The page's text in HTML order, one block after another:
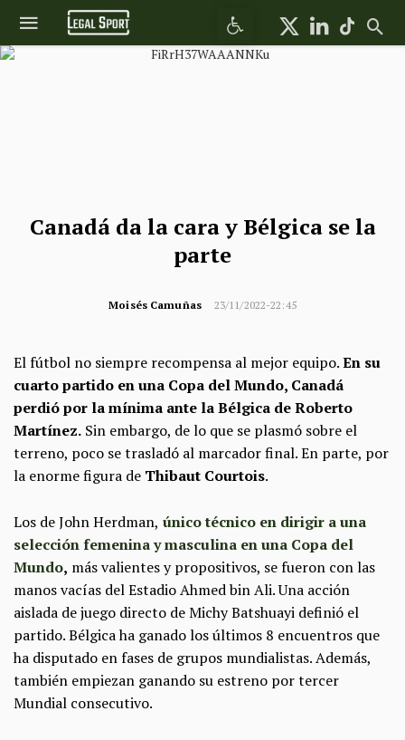
Abrir barra de herramientas
Canadá da la cara y Bélgica se la
parte
Moisés Camuñas 23/11/2022-22:45
El fútbol no siempre recompensa al mejor equipo.En su
cuarto partido en una Copa del Mundo, Canadá
perdió por la mínima ante la Bélgica de Roberto
Martínez. Sin embargo, de lo que se plasmó sobre el
terreno, poco se trasladó al marcador final. En parte, por
la enorme figura de Thibaut Courtois.
Los de John Herdman, único técnico en dirigir a una
selección femenina y masculina en una Copa del
Mundo, más valientes y propositivos, se fueron con las
manos vacías del Estadio Ahmed bin Ali. Una acción
aislada de juego directo de Michy Batshuayi definió el
partido. Bélgica ha ganado los últimos 8 encuentros que
ha disputado en fases de grupos mundialistas. Además,
también empiezan ganando su estreno por tercer
Mundial consecutivo.